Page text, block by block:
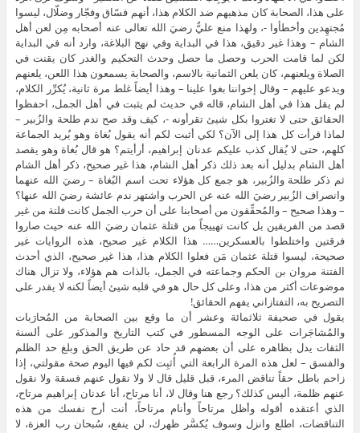
يقول في صحيفة ثلاثمائة وعشر أن ما وقع بين الصحابة من المُحارَبات
والمُشاجَرات على الوجه المسطور في كتب التاريخ والمذكور على ألسنة
الثقات يدل بظاهره على أن بعضهم قد حاد عن طريق الحق وبلغ حد الظلم
والفسق – لعل هذه المرة الرابعة التي أُثبِت لكم فيها اليوم صحة مقولتي، إذا
زاحم باطل حقاً تناقض المرء، قبل قليل قال لا ولا نقول عنهم فسقة ولا نقول
عنهم ظلمة، أليس كذلك؟ رجع هنا وقال لا، أنا مرتاح، أنا عدنان إبراهيم مرتاح،
الذي أعتقده أقوله وأظل مرتاحاً وأنام مرتاحاً، أنت أرح نفسك من هذه
التناقضات، اطلع وانزل وسوف يُكسَّر ظهرك، لن ينفع، سُبحان رب العزة، لا